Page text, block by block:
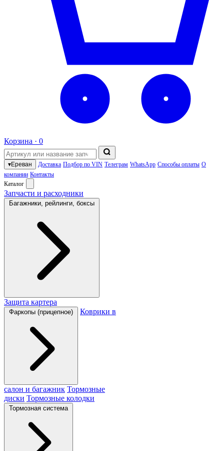
Корзина · 0
▾Ереван Доставка Подбор по VIN Телеграм WhatsApp Способы оплаты О
компании Контакты
Каталог
Запчасти и расходники
Багажники, рейлинги, боксы
Защита картера
Фаркопы (прицепное) Коврики в
салон и багажник Тормозные
диски Тормозные колодки
Тормозная система